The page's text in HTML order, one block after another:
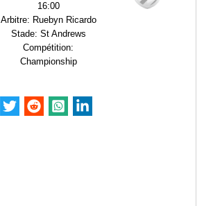
16:00
Arbitre: Ruebyn Ricardo
Stade: St Andrews
Compétition:
Championship